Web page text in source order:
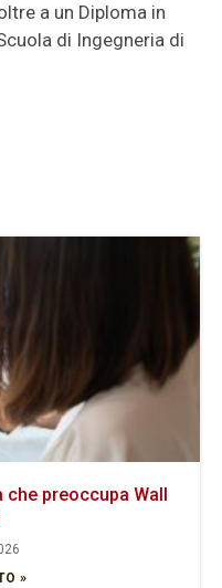
a un Diploma in
di Ingegneria di
che preoccupa Wall
»